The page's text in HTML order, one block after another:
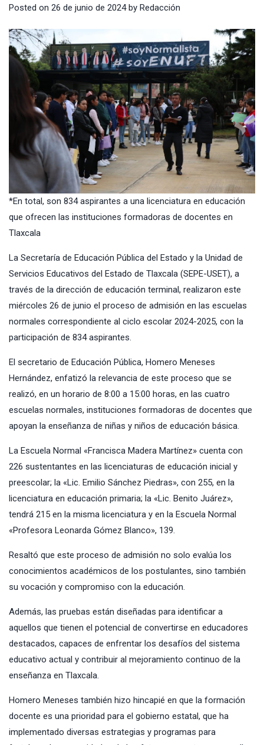
Posted on 26 de junio de 2024by Redacción
*En total, son 834 aspirantes a una licenciatura en educación
que ofrecen las instituciones formadoras de docentes en
Tlaxcala
La Secretaría de Educación Pública del Estado y la Unidad de
Servicios Educativos del Estado de Tlaxcala (SEPE-USET), a
través de la dirección de educación terminal, realizaron este
miércoles 26 de junio el proceso de admisión en las escuelas
normales correspondiente al ciclo escolar 2024-2025, con la
participación de 834 aspirantes.
El secretario de Educación Pública, Homero Meneses
Hernández, enfatizó la relevancia de este proceso que se
realizó, en un horario de 8:00 a 15:00 horas, en las cuatro
escuelas normales, instituciones formadoras de docentes que
apoyan la enseñanza de niñas y niños de educación básica.
La Escuela Normal «Francisca Madera Martínez» cuenta con
226 sustentantes en las licenciaturas de educación inicial y
preescolar; la «Lic. Emilio Sánchez Piedras», con 255, en la
licenciatura en educación primaria; la «Lic. Benito Juárez»,
tendrá 215 en la misma licenciatura y en la Escuela Normal
«Profesora Leonarda Gómez Blanco», 139.
Resaltó que este proceso de admisión no solo evalúa los
conocimientos académicos de los postulantes, sino también
su vocación y compromiso con la educación.
Además, las pruebas están diseñadas para identificar a
aquellos que tienen el potencial de convertirse en educadores
destacados, capaces de enfrentar los desafíos del sistema
educativo actual y contribuir al mejoramiento continuo de la
enseñanza en Tlaxcala.
Homero Meneses también hizo hincapié en que la formación
docente es una prioridad para el gobierno estatal, que ha
implementado diversas estrategias y programas para